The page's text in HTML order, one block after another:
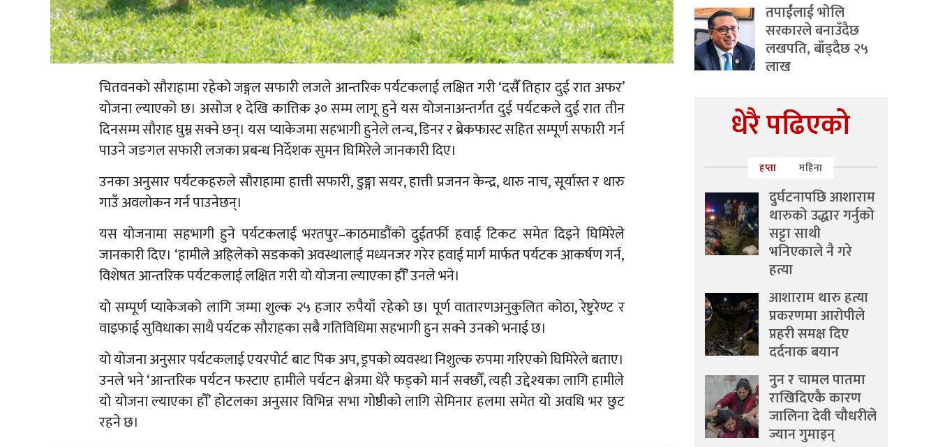
चितवनको सौराहामा रहेको जङ्गल सफारी लजले आन्तरिक पर्यटकलाई लक्षित गरी ‘दसैँ तिहार दुई रात अफर’
योजना ल्याएको छ। असोज १ देखि कात्तिक ३० सम्म लागू हुने यस योजनाअन्तर्गत दुई पर्यटकले दुई रात तीन
दिनसम्म सौराह घुम्न सक्ने छन्। यस प्याकेजमा सहभागी हुनेले लन्च, डिनर र ब्रेकफास्ट सहित सम्पूर्ण सफारी गर्न
पाउने जङगल सफारी लजका प्रबन्ध निर्देशक सुमन घिमिरेले जानकारी दिए।
उनका अनुसार पर्यटकहरुले सौराहामा हात्ती सफारी, डुङ्गा सयर, हात्ती प्रजनन केन्द्र, थारु नाच, सूर्यास्त र थारु
गाउँ अवलोकन गर्न पाउनेछन्।
यस योजनामा सहभागी हुने पर्यटकलाई भरतपुर–काठमाडौंको दुईतर्फी हवाई टिकट समेत दिइने घिमिरेले
जानकारी दिए। ‘हामीले अहिलेको सडकको अवस्थालाई मध्यनजर गरेर हवाई मार्ग मार्फत पर्यटक आकर्षण गर्न,
विशेषत आन्तरिक पर्यटकलाई लक्षित गरी यो योजना ल्याएका हौँ’ उनले भने।
यो सम्पूर्ण प्याकेजको लागि जम्मा शुल्क २५ हजार रुपैयाँ रहेको छ। पूर्ण वातारणअनुकुलित कोठा, रेष्टुरेण्ट र
वाइफाई सुविधाका साथै पर्यटक सौराहका सबै गतिविधिमा सहभागी हुन सक्ने उनको भनाई छ।
यो योजना अनुसार पर्यटकलाई एयरपोर्ट बाट पिक अप, ड्रपको व्यवस्था निशुल्क रुपमा गरिएको घिमिरेले बताए।
उनले भने ‘आन्तरिक पर्यटन फस्टाए हामीले पर्यटन क्षेत्रमा धेरै फड्को मार्न सक्छौँ, त्यही उद्देश्यका लागि हामीले
यो योजना ल्याएका हौँ’ होटलका अनुसार विभिन्न सभा गोष्ठीको लागि सेमिनार हलमा समेत यो अवधि भर छुट
रहने छ।
तपाईंलाई भोलि
सरकारले बनाउँदैछ
लखपति, बाँड्दैछ २५
लाख
धेरै पढिएको
हप्ता महिना
दुर्घटनापछि आशाराम
थारुको उद्धार गर्नुको
सट्टा साथी
भनिएकाले नै गरे
हत्या
आशाराम थारु हत्या
प्रकरणमा आरोपीले
प्रहरी समक्ष दिए
दर्दनाक बयान
नुन र चामल पातमा
राखिदिएकै कारण
जालिना देवी चौधरीले
ज्यान गुमाइन्